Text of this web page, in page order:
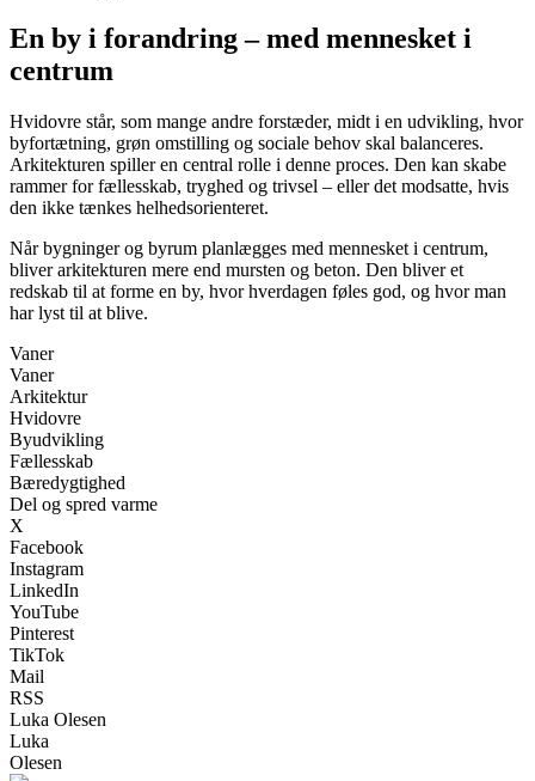
En by i forandring – med mennesket i
centrum
Hvidovre står, som mange andre forstæder, midt i en udvikling, hvor
byfortætning, grøn omstilling og sociale behov skal balanceres.
Arkitekturen spiller en central rolle i denne proces. Den kan skabe
rammer for fællesskab, tryghed og trivsel – eller det modsatte, hvis
den ikke tænkes helhedsorienteret.
Når bygninger og byrum planlægges med mennesket i centrum,
bliver arkitekturen mere end mursten og beton. Den bliver et
redskab til at forme en by, hvor hverdagen føles god, og hvor man
har lyst til at blive.
Vaner
Vaner
Arkitektur
Hvidovre
Byudvikling
Fællesskab
Bæredygtighed
Del og spred varme
X
Facebook
Instagram
LinkedIn
YouTube
Pinterest
TikTok
Mail
RSS
Luka Olesen
Luka
Olesen